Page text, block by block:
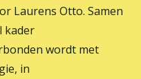
Laurens Otto. Samen
kader
wordt met
in